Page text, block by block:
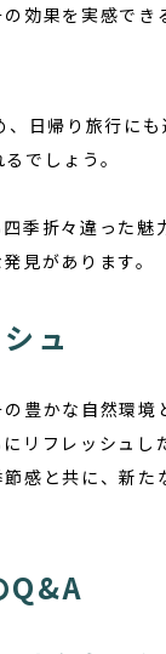
効果を実感でき
日帰り旅行にも
でしょう。
季折々違った魅
見があります。
ュ
豊かな自然環境
リフレッシュし
感と共に、新た
Q&A